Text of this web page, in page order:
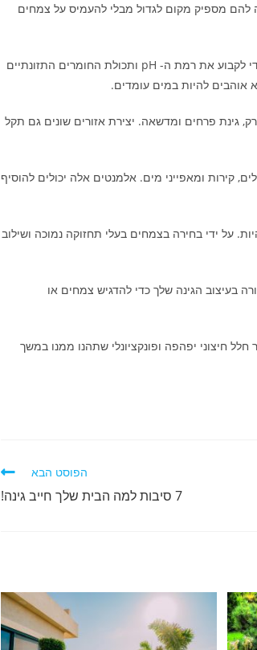
להם מספיק מקום לגדול מבלי להעמיס על צמחים
. אדמה בריאה חיונית לצמחים בריאים. בדוק את האדמה שלך כדי לקבוע את רמת ה- pH ותכולת החומרים התזונתיים
אוהבים להיות במים עומדים.
ירק, גינת פרחים ומדשאה. יצירת אזורים שונים גם תקל
קירות ומאפייני מים. אלמנטים אלה יכולים להוסיף
על ידי בחירה בצמחים בעלי תחזוקה נמוכה ושילוב
בעיצוב הגינה שלך כדי להדגיש צמחים או
חיצוני יפהפה ופונקציונלי שתהנו ממנו במשך
הפוסט הבא
7 סיבות למה הבית שלך חייב גינה!